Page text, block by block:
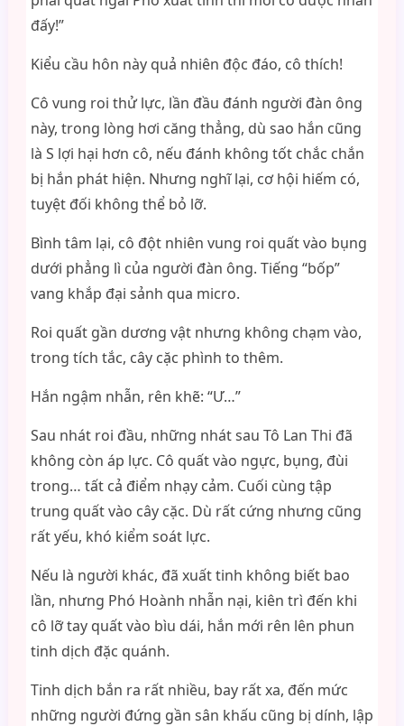
đấy!”
Kiểu cầu hôn này quả nhiên độc đáo, cô thích!
Cô vung roi thử lực, lần đầu đánh người đàn ông
này, trong lòng hơi căng thẳng, dù sao hắn cũng
là S lợi hại hơn cô, nếu đánh không tốt chắc chắn
bị hắn phát hiện. Nhưng nghĩ lại, cơ hội hiếm có,
tuyệt đối không thể bỏ lỡ.
Bình tâm lại, cô đột nhiên vung roi quất vào bụng
dưới phẳng lì của người đàn ông. Tiếng “bốp”
vang khắp đại sảnh qua micro.
Roi quất gần dương vật nhưng không chạm vào,
trong tích tắc, cây cặc phình to thêm.
Hắn ngậm nhẫn, rên khẽ: “Ư…”
Sau nhát roi đầu, những nhát sau Tô Lan Thi đã
không còn áp lực. Cô quất vào ngực, bụng, đùi
trong… tất cả điểm nhạy cảm. Cuối cùng tập
trung quất vào cây cặc. Dù rất cứng nhưng cũng
rất yếu, khó kiểm soát lực.
Nếu là người khác, đã xuất tinh không biết bao
lần, nhưng Phó Hoành nhẫn nại, kiên trì đến khi
cô lỡ tay quất vào bìu dái, hắn mới rên lên phun
tinh dịch đặc quánh.
Tinh dịch bắn ra rất nhiều, bay rất xa, đến mức
những người đứng gần sân khấu cũng bị dính, lập